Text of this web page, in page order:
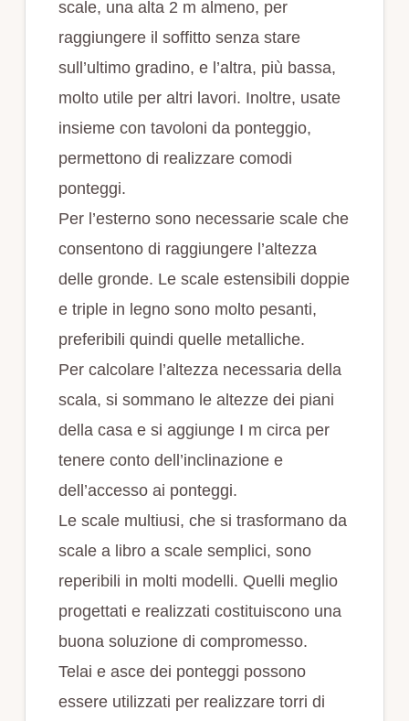
scale, una alta 2 m almeno, per
raggiungere il soffitto senza stare
sull’ultimo gradino, e l’altra, più bassa,
molto utile per altri lavori. Inoltre, usate
insieme con tavoloni da ponteggio,
permettono di realizzare comodi
ponteggi.
Per l’esterno sono necessarie scale che
consentono di raggiungere l’altezza
delle gronde. Le scale estensibili doppie
e triple in legno sono molto pesanti,
preferibili quindi quelle metalliche.
Per calcolare l’altezza necessaria della
scala, si sommano le altezze dei piani
della casa e si aggiunge I m circa per
tenere conto dell’inclinazione e
dell’accesso ai ponteggi.
Le scale multiusi, che si trasformano da
scale a libro a scale semplici, sono
reperibili in molti modelli. Quelli meglio
progettati e realizzati costituiscono una
buona soluzione di compromesso.
Telai e asce dei ponteggi possono
essere utilizzati per realizzare torri di